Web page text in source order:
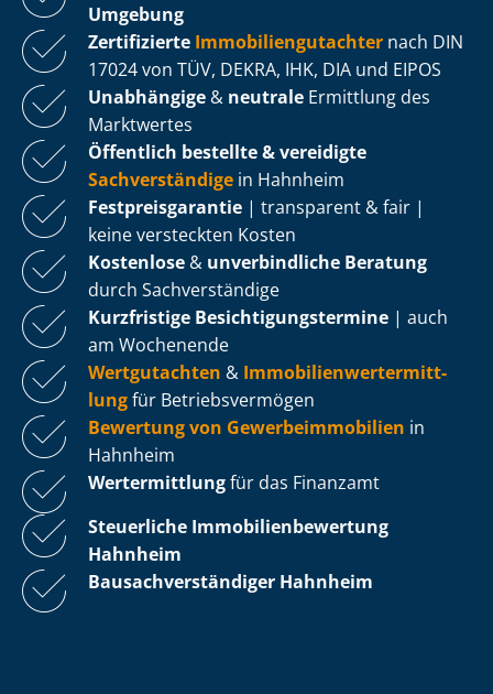
Umgebung
Zertifizierte Im­mo­bi­li­en­gut­ach­ter nach DIN
17024 von TÜV, DEKRA, IHK, DIA und EIPOS
Unabhängige & neutrale Ermittlung des
Marktwertes
Öffentlich bestellte & vereidigte
Sachverständige in Hahnheim
Fest­preis­ga­ran­tie | transparent & fair |
keine versteckten Kosten
Kostenlose & unverbindliche Beratung
durch Sachverständige
Kurzfristige Be­sich­ti­gungs­ter­mi­ne | auch
am Wochenende
Wertgutachten & Im­mo­bi­li­en­wert­ermitt­
lungfür Be­triebs­ver­mö­gen
Bewertung von Ge­wer­be­im­mo­bi­li­en in
Hahnheim
Wertermittlungfür das Finanzamt
Steuerliche Im­mo­bi­li­en­be­wer­tung
Hahnheim
Bau­sach­ver­stän­di­ger Hahnheim